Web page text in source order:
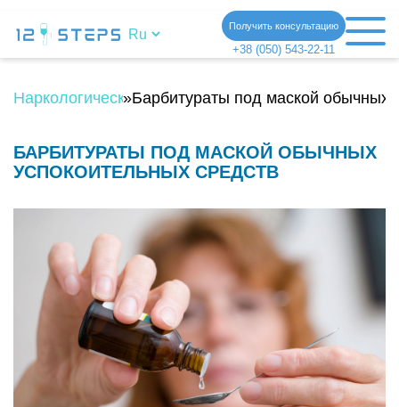
Получить консультацию
+38 (050) 543-22-11
Наркологическая клиника
»Барбитураты под маской обычных
БАРБИТУРАТЫ ПОД МАСКОЙ ОБЫЧНЫХ
УСПОКОИТЕЛЬНЫХ СРЕДСТВ